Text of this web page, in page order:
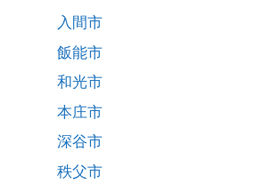
入間市
飯能市
和光市
本庄市
深谷市
秩父市